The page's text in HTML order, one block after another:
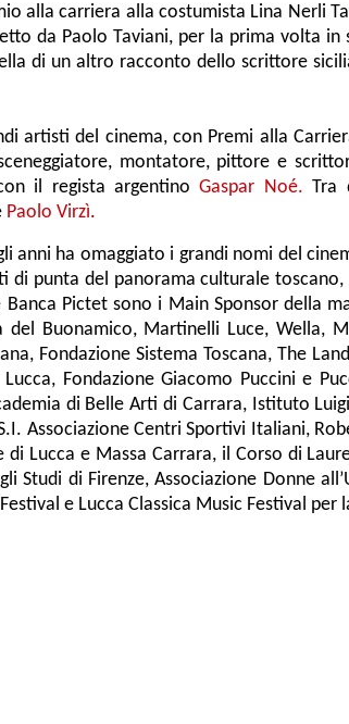
alla carriera alla costumista Lina Nerli
da Paolo Taviani, per la prima volta
di un altro racconto dello scrittore
artisti del cinema, con Premi alla
montatore, pittore e
il regista argentinoGaspar Noé. Tra
Paolo Virzì.
anni ha omaggiato i grandi nomi del
di punta del panorama culturale
Pictet sono i Main Sponsor
del Buonamico, Martinelli Luce,
Fondazione Sistema Toscana, The
Fondazione Giacomo Puccini e
di Belle Arti di Carrara, Istituto
Associazione Centri Sportivi Italiani,
Lucca e Massa Carrara, il Corso di
Studi di Firenze, Associazione Donne
e Lucca Classica Music Festival per